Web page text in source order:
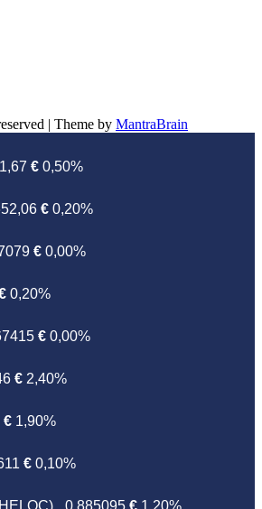
| Theme by MantraBrain
€ 0,50%
€ 0,20%
€ 0,00%
0,20%
€ 0,00%
€ 2,40%
€ 1,90%
€ 0,10%
0,885095 € 1,20%